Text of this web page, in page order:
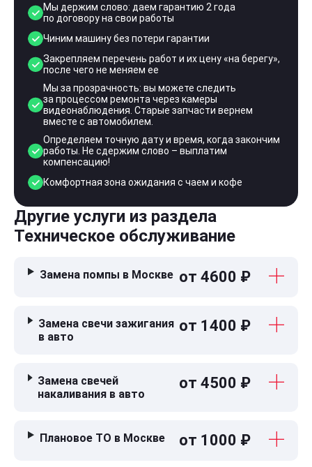
Мы держим слово: даем гарантию 2 года
по договору на свои работы
Чиним машину без потери гарантии
Закрепляем перечень работ и их цену «на берегу»,
после чего не меняем ее
Мы за прозрачность: вы можете следить
за процессом ремонта через камеры
видеонаблюдения. Старые запчасти вернем
вместе с автомобилем.
Определяем точную дату и время, когда закончим
работы. Не сдержим слово – выплатим
компенсацию!
Комфортная зона ожидания с чаем и кофе
Другие услуги из раздела
Техническое обслуживание
Замена помпы в Москве от 4600 ₽
Замена свечи зажигания
в авто
от 1400 ₽
Замена свечей
накаливания в авто
от 4500 ₽
Плановое ТО в Москве от 1000 ₽